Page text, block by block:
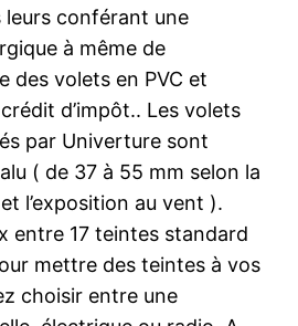
leurs conférant une
à même de
des volets en PVC et
d’impôt.. Les volets
par Univerture sont
( de 37 à 55 mm selon la
l’exposition au vent ).
entre 17 teintes standard
mettre des teintes à vos
choisir entre une